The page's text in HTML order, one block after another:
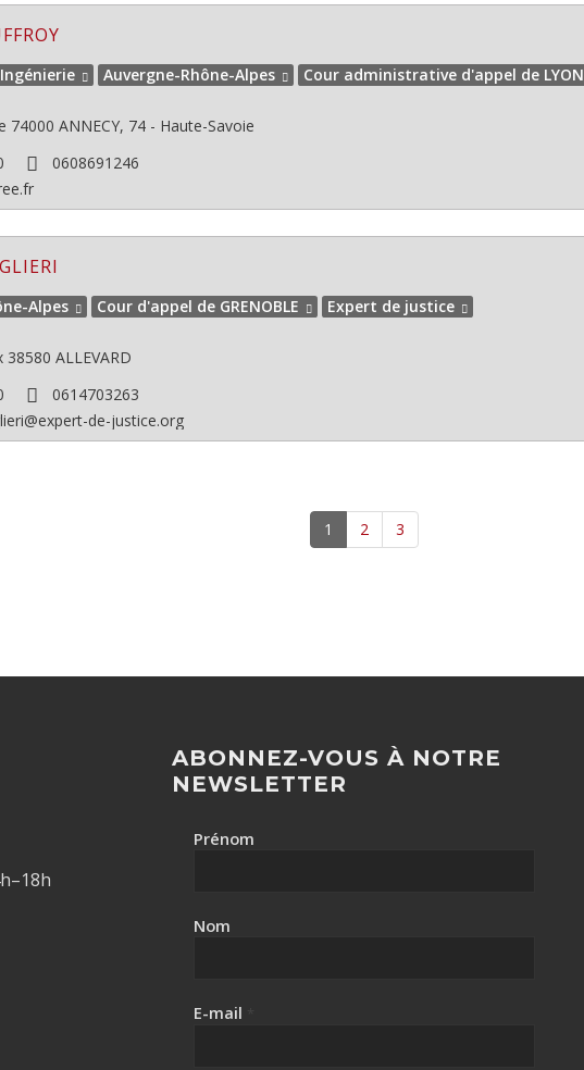
Auvergne-Rhône-Alpes Cour administrative d'appel de LYON
74000 ANNECY, 74 - Haute-Savoie
0608691246
Alpes Cour d'appel de GRENOBLE
Expert de justice
ALLEVARD
0614703263
de-justice.org
1 2 3
ABONNEZ-VOUS À NOTRE
NEWSLETTER
Prénom
Nom
E-mail